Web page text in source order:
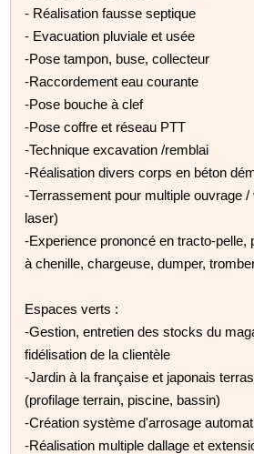
- Réalisation fausse septique
- Evacuation pluviale et usée
-Pose tampon, buse, collecteur
-Raccordement eau courante
-Pose bouche à clef
-Pose coffre et réseau PTT
-Technique excavation /remblai
-Réalisation divers corps en béton
-Terrassement pour multiple ouvrage /
laser)
-Experience prononcé en tracto-pelle,
à chenille, chargeuse, dumper,
Espaces verts :
-Gestion, entretien des stocks du
fidélisation de la clientèle
-Jardin à la française et japonais
(profilage terrain, piscine, bassin)
-Création système d'arrosage
-Réalisation multiple dallage et